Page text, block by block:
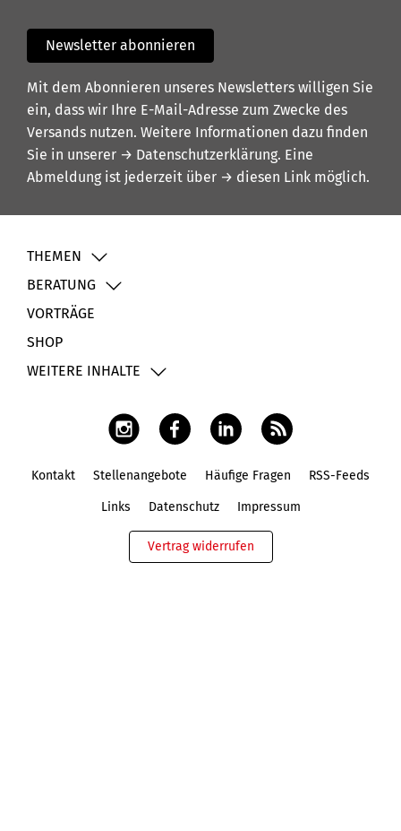
Newsletter abonnieren
Mit dem Abonnieren unseres Newsletters willigen Sie
ein, dass wir Ihre E-Mail-Adresse zum Zwecke des
Versands nutzen. Weitere Informationen dazu finden
Sie in unserer → Datenschutzerklärung. Eine
Abmeldung ist jederzeit über → diesen Link möglich.
THEMEN
BERATUNG
VORTRÄGE
SHOP
WEITERE INHALTE
Kontakt Stellenangebote Häufige Fragen RSS-Feeds
Links Datenschutz Impressum
Vertrag widerrufen